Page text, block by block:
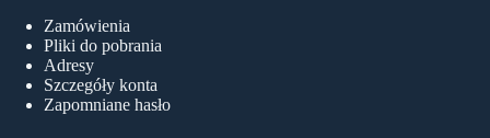
Zamówienia
Pliki do pobrania
Adresy
Szczegóły konta
Zapomniane hasło